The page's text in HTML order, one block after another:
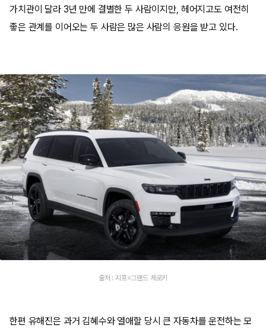
가치관이 달라 3년 만에 결별한 두 사람이지만, 헤어지고도 여전히
좋은 관계를 이어오는 두 사람은 많은 사람의 응원을 받고 있다.
출처 : 지프=그랜드 체로키
한편 유해진은 과거 김혜수와 열애할 당시 큰 자동차를 운전하는 모